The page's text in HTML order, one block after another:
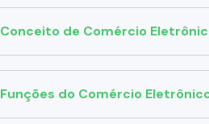
Conceito de Comércio
Funções do Comércio